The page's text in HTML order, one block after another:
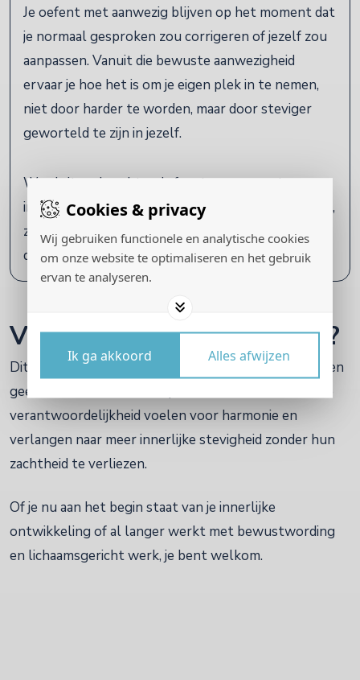
Cookies & privacy
Wij gebruiken functionele en analytische cookies
om onze website te optimaliseren en het gebruik
ervan te analyseren.
Ik ga akkoord Alles afwijzen
Je oefent met aanwezig blijven op het moment dat
je normaal gesproken zou corrigeren of jezelf zou
aanpassen. Vanuit die bewuste aanwezigheid
ervaar je hoe het is om je eigen plek in te nemen,
niet door harder te worden, maar door steviger
geworteld te zijn in jezelf.
We sluiten de ochtend af met een concrete
innerlijke stap die je meeneemt in je dagelijks leven,
zodat de ervaring niet bij inzicht blijft, maar
doorwerkt in hoe je aanwezig bent.
Voor wie is deze workshop?
Dit webinar is voor vrouwen die merken dat aanpassen
geen incident is, maar een patroon. Voor vrouwen die
verantwoordelijkheid voelen voor harmonie en
verlangen naar meer innerlijke stevigheid zonder hun
zachtheid te verliezen.
Of je nu aan het begin staat van je innerlijke
ontwikkeling of al langer werkt met bewustwording
en lichaamsgericht werk, je bent welkom.